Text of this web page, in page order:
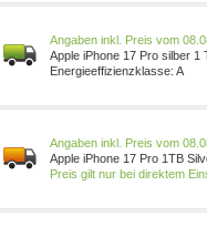
Preis vom
Apple iPhone 17 Pro silber 1
A
Preis vom
Apple iPhone 17 Pro 1TB
Preis gilt nur bei direktem